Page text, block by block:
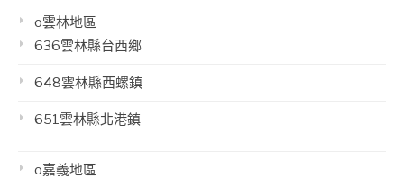
o雲林地區
636雲林縣台西鄉
648雲林縣西螺鎮
651雲林縣北港鎮
o嘉義地區